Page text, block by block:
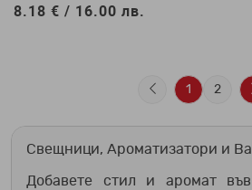
8.18 € / 16.00 лв.
1 2
Свещници, Ароматизатори и
Добавете стил и аромат